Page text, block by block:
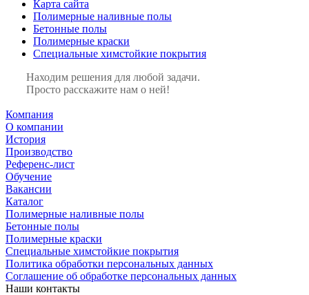
Карта сайта
Полимерные наливные полы
Бетонные полы
Полимерные краски
Специальные химстойкие покрытия
Находим решения для любой задачи.
Просто расскажите нам о ней!
Компания
О компании
История
Производство
Референс-лист
Обучение
Вакансии
Каталог
Полимерные наливные полы
Бетонные полы
Полимерные краски
Специальные химстойкие покрытия
Политика обработки персональных данных
Cоглашение об обработке персональных данных
Наши контакты